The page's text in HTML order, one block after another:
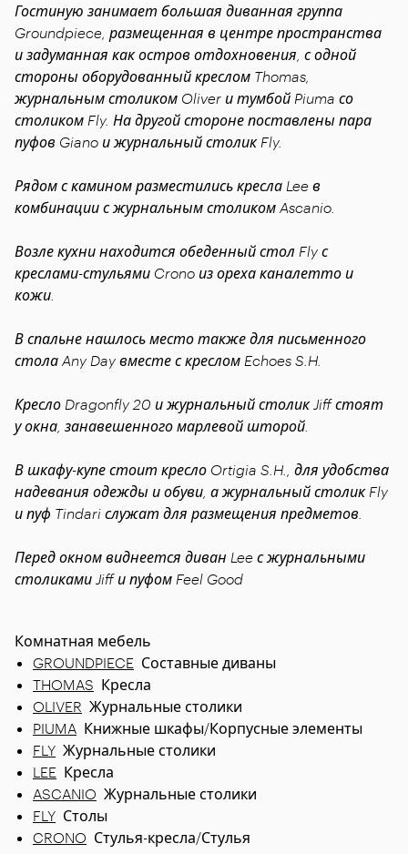
Гостиную занимает большая диванная группа
Groundpiece, размещенная в центре пространства
и задуманная как остров отдохновения, с одной
стороны оборудованный креслом Thomas,
журнальным столиком Oliver и тумбой Piuma со
столиком Fly. На другой стороне поставлены пара
пуфов Giano и журнальный столик Fly.
Рядом с камином разместились кресла Lee в
комбинации с журнальным столиком Ascanio.
Возле кухни находится обеденный стол Fly с
креслами-стульями Crono из ореха каналетто и
кожи.
В спальне нашлось место также для письменного
стола Any Day вместе с креслом Echoes S.H.
Кресло Dragonfly 20 и журнальный столик Jiff стоят
у окна, занавешенного марлевой шторой.
В шкафу-купе стоит кресло Ortigia S.H., для удобства
надевания одежды и обуви, а журнальный столик Fly
и пуф Tindari служат для размещения предметов.
Перед окном виднеется диван Lee с журнальными
столиками Jiff и пуфом Feel Good
Комнатная мебель
GROUNDPIECE Составные диваны
THOMAS Кресла
OLIVER Журнальные столики
PIUMA Книжные шкафы/Корпусные элементы
FLY Журнальные столики
LEE Кресла
ASCANIO Журнальные столики
FLY Столы
CRONO Стулья-кресла/Стулья